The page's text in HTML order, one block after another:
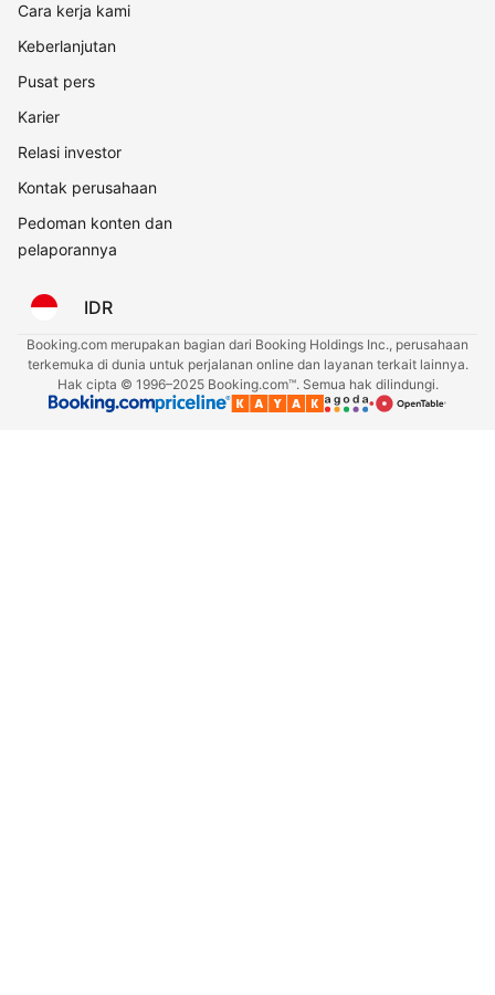
Cara kerja kami
Keberlanjutan
Pusat pers
Karier
Relasi investor
Kontak perusahaan
Pedoman konten dan
pelaporannya
IDR
Booking.com merupakan bagian dari Booking Holdings Inc., perusahaan
terkemuka di dunia untuk perjalanan online dan layanan terkait lainnya.
Hak cipta © 1996–2025 Booking.com™. Semua hak dilindungi.